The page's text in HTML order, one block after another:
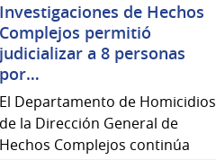
Investigaciones de Hechos
Complejos permitió
judicializar a 8 personas
por…
El Departamento de Homicidios
de la Dirección General de
Hechos Complejos continúa